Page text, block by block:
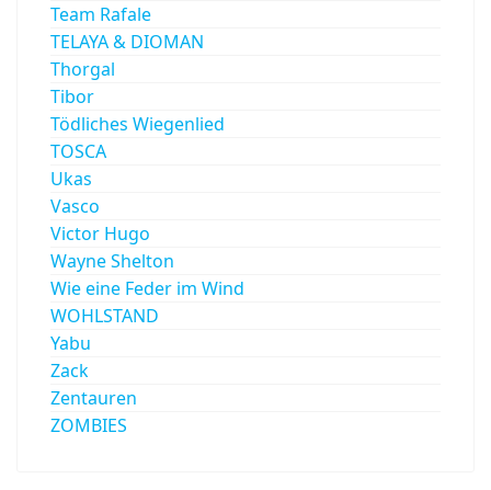
Team Rafale
TELAYA & DIOMAN
Thorgal
Tibor
Tödliches Wiegenlied
TOSCA
Ukas
Vasco
Victor Hugo
Wayne Shelton
Wie eine Feder im Wind
WOHLSTAND
Yabu
Zack
Zentauren
ZOMBIES